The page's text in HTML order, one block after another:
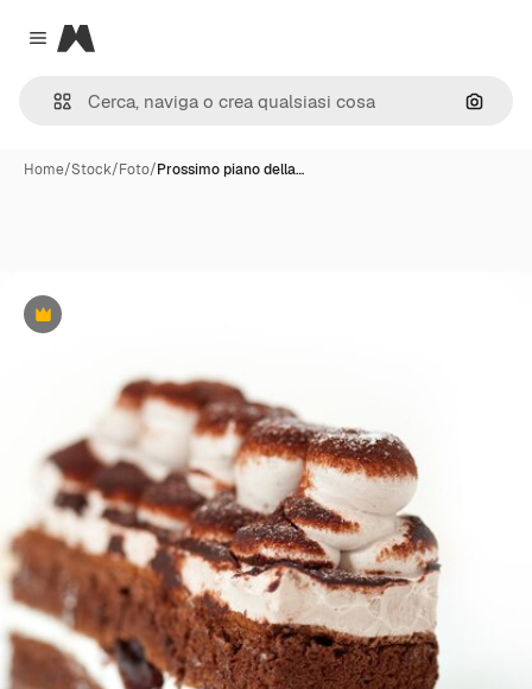
Close menu
Magnific
Cerca
Home/Stock/Foto/Prossimo piano della…
Premium